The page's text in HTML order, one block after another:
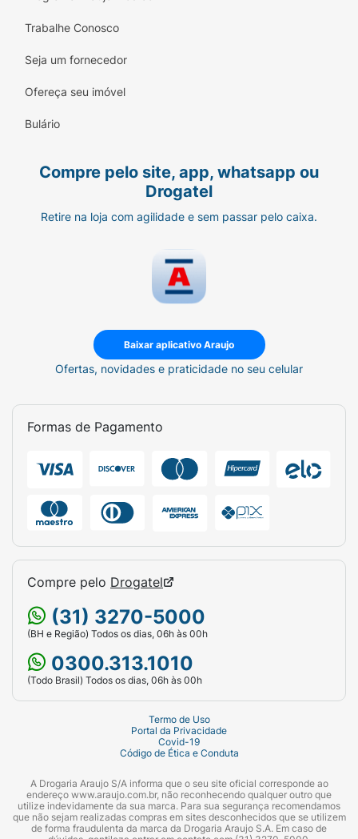
Trabalhe Conosco
Seja um fornecedor
Ofereça seu imóvel
Bulário
Compre pelo site, app, whatsapp ou
Drogatel
Retire na loja com agilidade e sem passar pelo caixa.
Baixar aplicativo Araujo
Ofertas, novidades e praticidade no seu celular
Formas de Pagamento
Compre pelo Drogatel
(31) 3270-5000
(BH e Região) Todos os dias, 06h às 00h
0300.313.1010
(Todo Brasil) Todos os dias, 06h às 00h
Termo de Uso
Portal da Privacidade
Covid-19
Código de Ética e Conduta
A Drogaria Araujo S/A informa que o seu site oficial corresponde ao
endereço www.araujo.com.br, não reconhecendo qualquer outro que
utilize indevidamente da sua marca. Para sua segurança recomendamos
que não sejam realizadas compras em sites desconhecidos que se utilizem
de forma fraudulenta da marca da Drogaria Araujo S.A. Em caso de